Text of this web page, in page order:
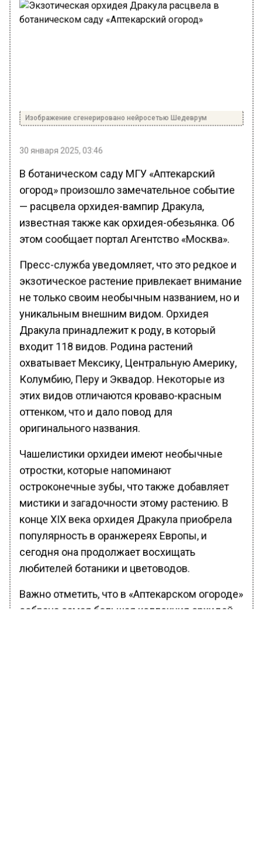
Изображение сгенерировано нейросетью Шедеврум
30 января 2025, 03:46
В ботаническом саду МГУ «Аптекарский
огород» произошло замечательное событие
— расцвела орхидея-вампир Дракула,
известная также как орхидея-обезьянка. Об
этом сообщает портал Агентство «Москва».
Пресс-служба уведомляет, что это редкое и
экзотическое растение привлекает внимание
не только своим необычным названием, но и
уникальным внешним видом. Орхидея
Дракула принадлежит к роду, в который
входит 118 видов. Родина растений
охватывает Мексику, Центральную Америку,
Колумбию, Перу и Эквадор. Некоторые из
этих видов отличаются кроваво-красным
оттенком, что и дало повод для
оригинального названия.
Чашелистики орхидеи имеют необычные
отростки, которые напоминают
остроконечные зубы, что также добавляет
мистики и загадочности этому растению. В
конце XIX века орхидея Дракула приобрела
популярность в оранжереях Европы, и
сегодня она продолжает восхищать
любителей ботаники и цветоводов.
Важно отметить, что в «Аптекарском огороде»
собрана самая большая коллекция орхидей